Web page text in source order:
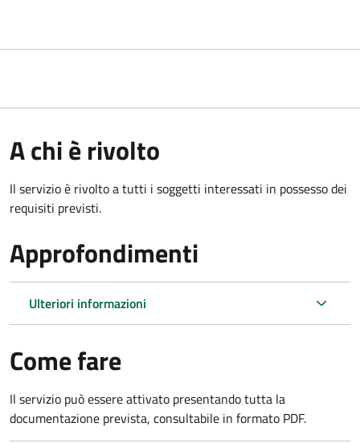
A chi è rivolto
Il servizio è rivolto a tutti i soggetti interessati in possesso dei
requisiti previsti.
Approfondimenti
Ulteriori informazioni
Come fare
Il servizio può essere attivato presentando tutta la
documentazione prevista, consultabile in formato PDF.